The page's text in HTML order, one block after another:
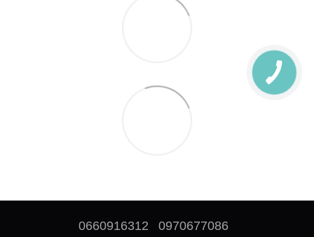
0660916312 0970677086